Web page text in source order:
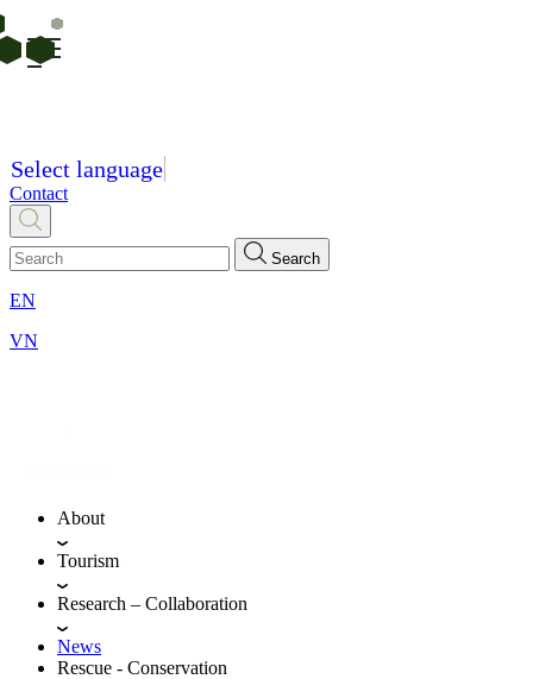
Select language
Contact
Search
EN
VN
About
Tourism
Research – Collaboration
News
Rescue - Conservation